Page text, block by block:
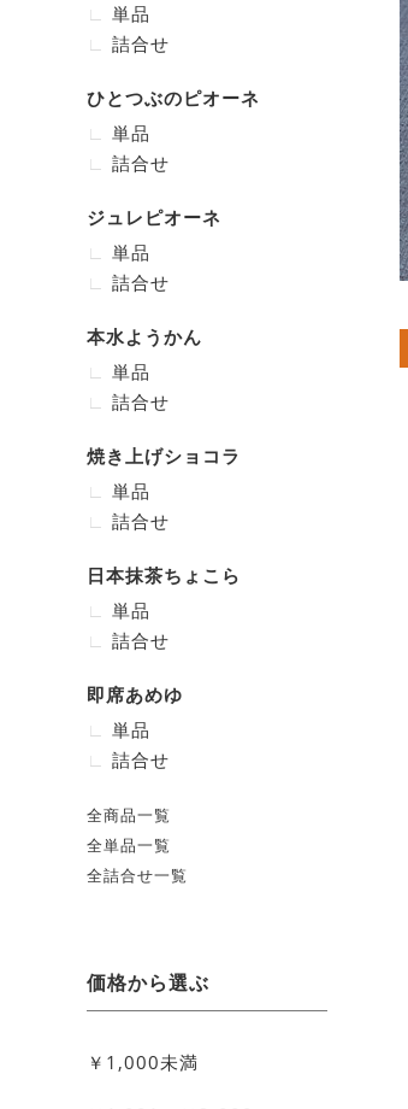
単品
詰合せ
ひとつぶのピオーネ
単品
詰合せ
ジュレピオーネ
単品
詰合せ
本水ようかん
単品
詰合せ
焼き上げショコラ
単品
詰合せ
日本抹茶ちょこら
単品
詰合せ
即席あめゆ
単品
詰合せ
全商品一覧
全単品一覧
全詰合せ一覧
価格から選ぶ
￥1,000未満